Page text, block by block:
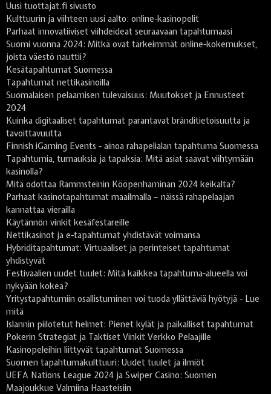
Uusi tuottajat.fi sivusto
Kulttuurin ja viihteen uusi aalto: online-kasinopelit
Parhaat innovatiiviset viihdeideat seuraavaan tapahtumaasi
Suomi vuonna 2024: Mitkä ovat tärkeimmät online-kokemukset,
joista väestö nauttii?
Kesätapahtumat Suomessa
Tapahtumat nettikasinoilla
Suomalaisen pelaamisen tulevaisuus: Muutokset ja Ennusteet
2024
Kuinka digitaaliset tapahtumat parantavat bränditietoisuutta ja
tavoittavuutta
Finnish iGaming Events - ainoa rahapelialan tapahtuma Suomessa
Tapahtumia, turnauksia ja tapaksia: Mitä asiat saavat viihtymään
kasinolla?
Mitä odottaa Rammsteinin Kööpenhaminan 2024 keikalta?
Parhaat kasinotapahtumat maailmalla – näissä rahapelaajan
kannattaa vierailla
Käytännön vinkit kesäfestareille
Nettikasinot ja e-tapahtumat yhdistävät voimansa
Hybriditapahtumat: Virtuaaliset ja perinteiset tapahtumat
yhdistyvät
Festivaalien uudet tuulet: Mitä kaikkea tapahtuma-alueella voi
nykyään kokea?
Yritystapahtumiin osallistuminen voi tuoda yllättäviä hyötyjä - Lue
mitä
Islannin piilotetut helmet: Pienet kylät ja paikalliset tapahtumat
Pokerin Strategiat ja Taktiset Vinkit Verkko Pelaajille
Kasinopeleihin liittyvät tapahtumat Suomessa
Suomen tapahtumakulttuuri: Uudet tuulet ja ilmiöt
UEFA Nations League 2024 ja Swiper Casino: Suomen
Maajoukkue Valmiina Haasteisiin